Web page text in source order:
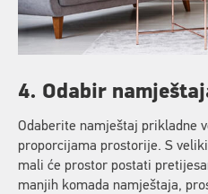
4. Odabir
Odaberite namještaj prikladne
proporcijama prostorije. S
mali će prostor postati
manjih komada namještaja,